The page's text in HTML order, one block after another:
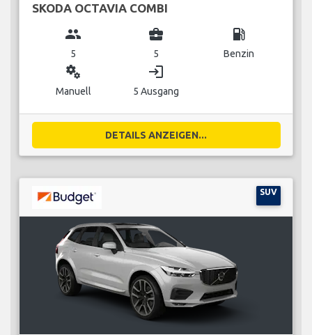
SKODA OCTAVIA COMBI
group
5
business_center
5
local_gas_station
Benzin
miscellaneous_services
Manuell
login
5 Ausgang
DETAILS ANZEIGEN...
SUV